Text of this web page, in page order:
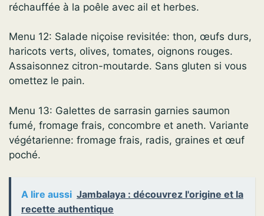
réchauffée à la poêle avec ail et herbes.
Menu 12: Salade niçoise revisitée: thon, œufs durs,
haricots verts, olives, tomates, oignons rouges.
Assaisonnez citron-moutarde. Sans gluten si vous
omettez le pain.
Menu 13: Galettes de sarrasin garnies saumon
fumé, fromage frais, concombre et aneth. Variante
végétarienne: fromage frais, radis, graines et œuf
poché.
A lire aussi Jambalaya : découvrez l'origine et la
recette authentique